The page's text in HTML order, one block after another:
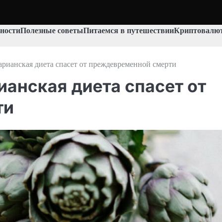
Полезные советыПитаемся в путешествии
диета спасет от преждевременной смерти
диета спасет от